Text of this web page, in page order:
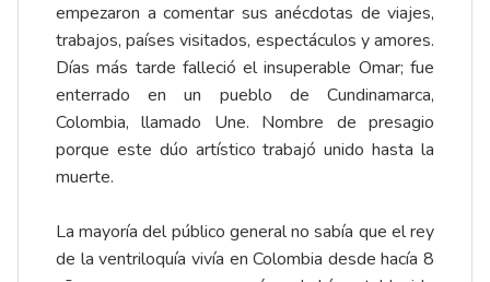
empezaron a comentar sus anécdotas de viajes,
trabajos, países visitados, espectáculos y amores.
Días más tarde falleció el insuperable Omar; fue
enterrado en un pueblo de Cundinamarca,
Colombia, llamado Une. Nombre de presagio
porque este dúo artístico trabajó unido hasta la
muerte.
La mayoría del público general no sabía que el rey
de la ventriloquía vivía en Colombia desde hacía 8